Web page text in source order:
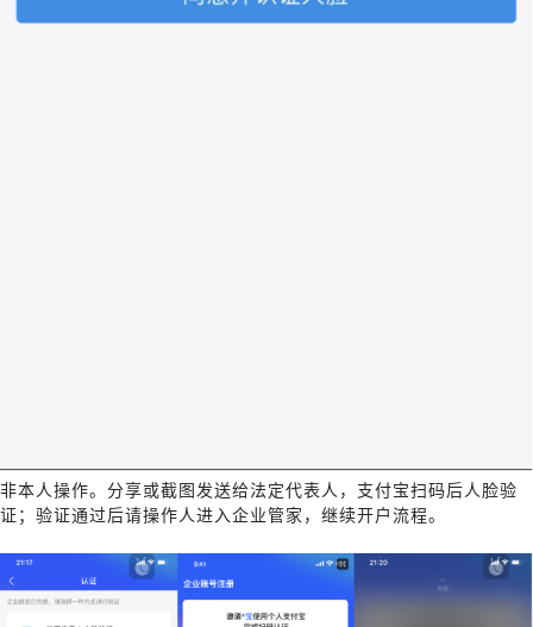
非本人操作。分享或截图发送给法定代表人，支付宝扫码后人脸验
证；验证通过后请操作人进入企业管家，继续开户流程。